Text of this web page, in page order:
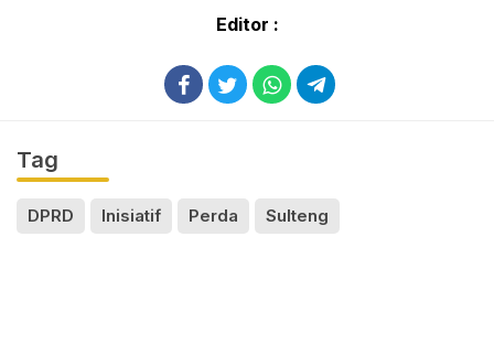
Editor :
Tag
DPRD Inisiatif Perda Sulteng